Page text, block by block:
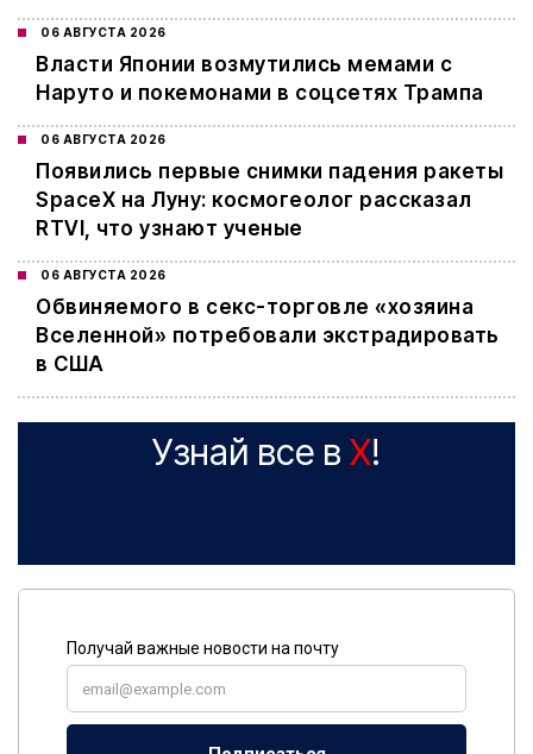
06 АВГУСТА 2026
Власти Японии возмутились мемами с
Наруто и покемонами в соцсетях Трампа
06 АВГУСТА 2026
Появились первые снимки падения ракеты
SpaceX на Луну: космогеолог рассказал
RTVI, что узнают ученые
06 АВГУСТА 2026
Обвиняемого в секс-торговле «хозяина
Вселенной» потребовали экстрадировать
в США
Узнай все в X!